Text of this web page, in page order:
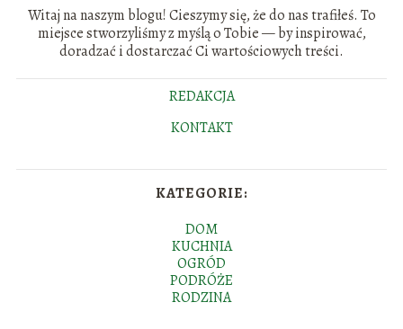
Witaj na naszym blogu! Cieszymy się, że do nas trafiłeś. To
miejsce stworzyliśmy z myślą o Tobie — by inspirować,
doradzać i dostarczać Ci wartościowych treści.
REDAKCJA
KONTAKT
KATEGORIE:
DOM
KUCHNIA
OGRÓD
PODRÓŻE
RODZINA